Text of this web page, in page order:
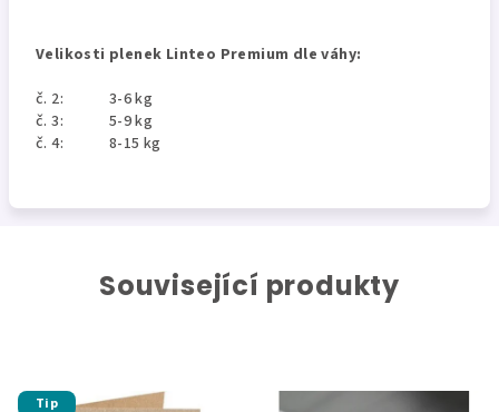
Velikosti plenek Linteo Premium dle váhy:
č. 2: 3-6 kg
č. 3: 5-9 kg
č. 4: 8-15 kg
Související produkty
Tip